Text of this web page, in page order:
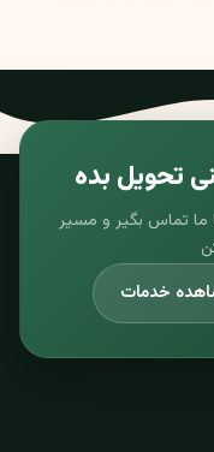
تحویل بده
ما تماس بگیر و مسیر
خدمات